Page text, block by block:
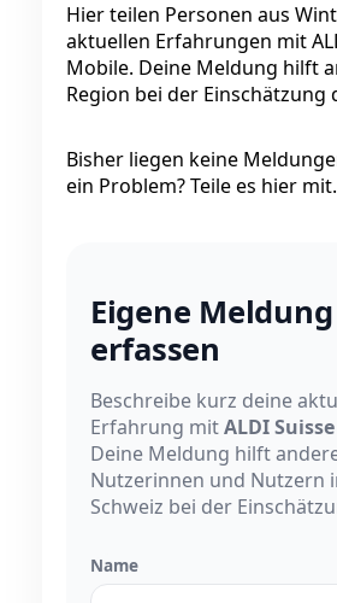
Hier teilen Personen aus
aktuellen Erfahrungen mit
Mobile. Deine Meldung hilft
Region bei der Einschätzung
Bisher liegen keine
ein Problem? Teile es hier mit.
Eigene Meldung
erfassen
Beschreibe kurz deine
Erfahrung mitALDI
Deine Meldung hilft
Nutzerinnen und Nutzern
Schweiz bei der
Name